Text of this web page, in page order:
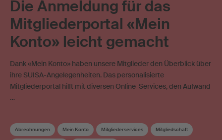
Die Anmeldung für das
Mitgliederportal «Mein
Konto» leicht gemacht
Dank «Mein Konto» haben unsere Mitglieder den Überblick über
ihre SUISA-Angelegenheiten. Das personalisierte
Mitgliederportal hilft mit diversen Online-Services, den Aufwand
…
Abrechnungen Mein Konto Mitgliederservices Mitgliedschaft